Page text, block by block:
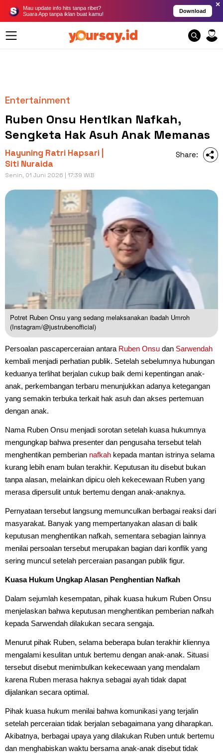
Mau update info hits tanpa ribet?
Suara App tanpa iklan buat kamu!
Download
×
Entertainment
Ruben Onsu Hentikan Nafkah,
Sengketa Hak Asuh Anak Memanas
Hayuning Ratri Hapsari |
Siti Nuraida
Senin, 01 Juni 2026 | 17:39 WIB
Share:
Potret Ruben Onsu yang sedang melaksanakan ibadah Umroh
(Instagram/@justrubenofficial)
Persoalan pascaperceraian antara Ruben Onsu dan Sarwendah
kembali menjadi perhatian publik. Setelah sebelumnya hubungan
keduanya terlihat berjalan cukup baik demi kepentingan anak-
anak, perkembangan terbaru menunjukkan adanya ketegangan
yang semakin terbuka terkait hak asuh dan akses pertemuan
dengan anak.
Nama Ruben Onsu menjadi sorotan setelah kuasa hukumnya
mengungkap bahwa presenter dan pengusaha tersebut telah
menghentikan pemberian nafkah kepada mantan istrinya selama
kurang lebih enam bulan terakhir. Keputusan itu disebut bukan
tanpa alasan, melainkan dipicu oleh kekecewaan Ruben yang
merasa dipersulit untuk bertemu dengan anak-anaknya.
Pernyataan tersebut langsung memunculkan berbagai reaksi dari
masyarakat. Banyak yang mempertanyakan alasan di balik
keputusan menghentikan nafkah, sementara sebagian lainnya
menilai persoalan tersebut merupakan bagian dari konflik yang
sering muncul setelah perceraian pasangan publik figur.
Kuasa Hukum Ungkap Alasan Penghentian Nafkah
Dalam sejumlah kesempatan, pihak kuasa hukum Ruben Onsu
menjelaskan bahwa keputusan menghentikan pemberian nafkah
kepada Sarwendah dilakukan secara sengaja.
Menurut pihak Ruben, selama beberapa bulan terakhir kliennya
mengalami kesulitan untuk bertemu dengan anak-anak. Situasi
tersebut disebut menimbulkan kekecewaan yang mendalam
karena Ruben merasa haknya sebagai ayah tidak dapat
dijalankan secara optimal.
Pihak kuasa hukum menilai bahwa komunikasi yang terjalin
setelah perceraian tidak berjalan sebagaimana yang diharapkan.
Akibatnya, berbagai upaya yang dilakukan Ruben untuk bertemu
dan menghabiskan waktu bersama anak-anak disebut tidak